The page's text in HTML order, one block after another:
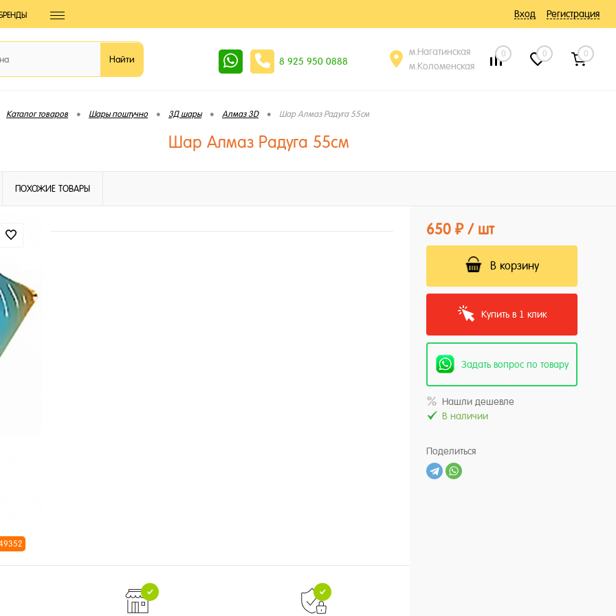
Вход Регистрация
8 925 950 0888
м.Нагатинская
м.Коломенская
0 0 0
Каталог товаров • Шары поштучно • 3Д шары • Алмаз 3D • Шар Алмаз Радуга 55см
Шар Алмаз Радуга 55см
ПОХОЖИЕ ТОВАРЫ
650 ₽ / шт
В корзину
Купить в 1 клик
Задать вопрос по товару
Нашли дешевле
В наличии
Поделиться